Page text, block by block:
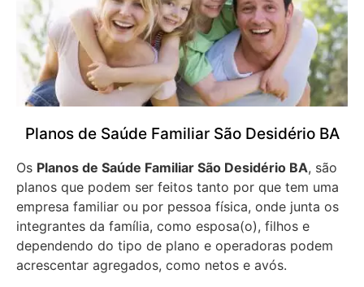
Planos de Saúde Familiar São Desidério BA
Os Planos de Saúde Familiar São Desidério BA, são
planos que podem ser feitos tanto por que tem uma
empresa familiar ou por pessoa física, onde junta os
integrantes da família, como esposa(o), filhos e
dependendo do tipo de plano e operadoras podem
acrescentar agregados, como netos e avós.